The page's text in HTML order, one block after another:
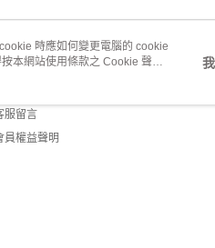
服資訊
服留言
員權益聲明
時應如何變更電腦的 cookie
本網站使用條款之 Cookie 聲明